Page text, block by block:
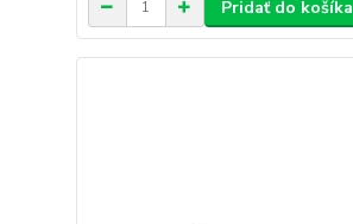
Pridať do košíka